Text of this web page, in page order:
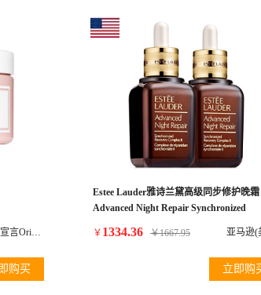
品木宣言Origins(美国)
购买
Estee Lauder雅诗兰黛高级同步修护晚霜
Advanced Night Repair Synchronized
Value)
￥ 1334.36 ￥1667.95 亚马逊(
立即购